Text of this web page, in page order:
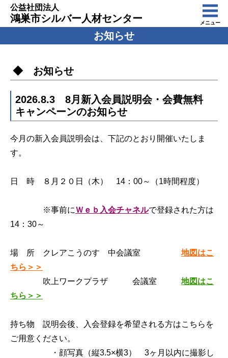
公益社団法人
鴻巣市シルバー人材センター メニュー
お知らせ
◆ お知らせ
2026.8.3 8月新入会員説明会・会費無料
キャンペーンのお知らせ
今月の新入会員説明会は、下記のとおり開催いたしま
す。
日 時 ８月２０日（木） 14：00～（1時間程度）
※事前にＷｅｂ入会チャネルで登録された方は
14：30～
場 所 クレアこうのす 中会議室 地図はこ
ちら＞＞
吹上ワークプラザ 会議室 地図はこ
ちら＞＞
持ち物 説明会後、入会登録を希望される方はこちらを
ご用意ください。
・顔写真（縦3.5×横3） 3ヶ月以内に撮影し